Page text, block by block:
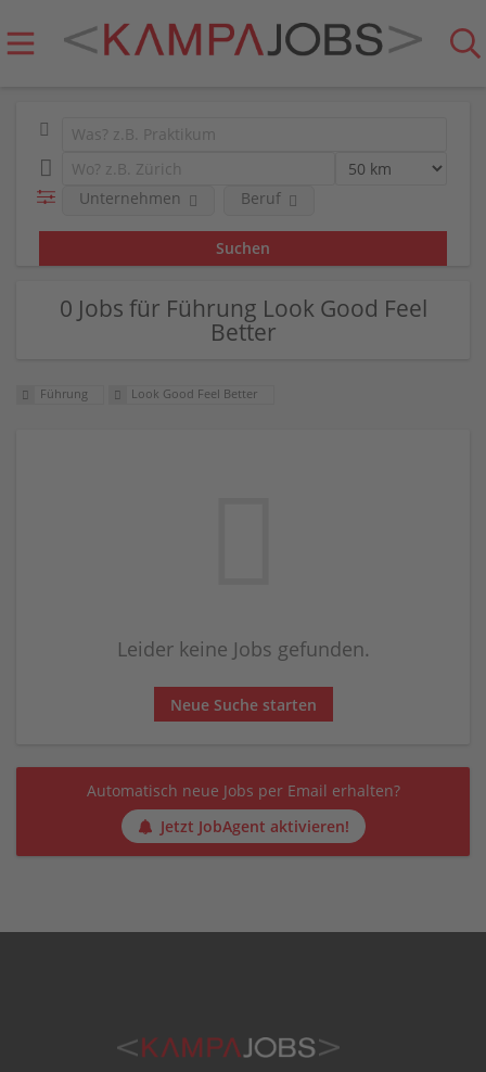
Unternehmen Beruf
0 Jobs für Führung Look Good Feel
Better
Führung Look Good Feel Better
Leider keine Jobs gefunden.
Neue Suche starten
Automatisch neue Jobs per Email erhalten?
Jetzt JobAgent aktivieren!